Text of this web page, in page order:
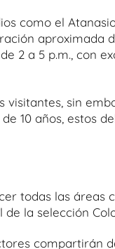
como el
aproximada
2 a 5 p.m., con
sin
10 años, estos
todas las áreas
la selección
compartirán